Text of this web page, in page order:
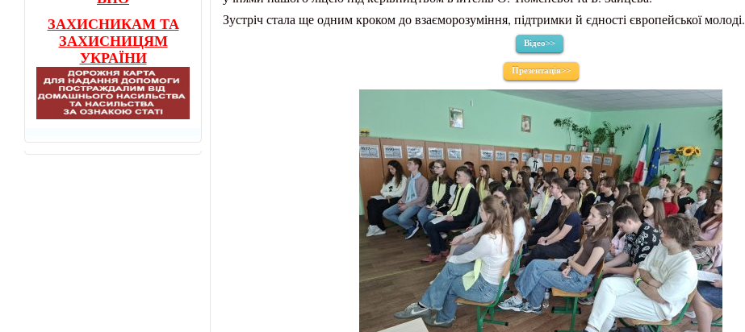
ЗАХИСНИКАМ ТА
ЗАХИСНИЦЯМ
УКРАЇНИ
Зустріч стала ще одним кроком до взаєморозуміння, підтримки й єдності європейської молоді.
Відео>>
Презентація>>